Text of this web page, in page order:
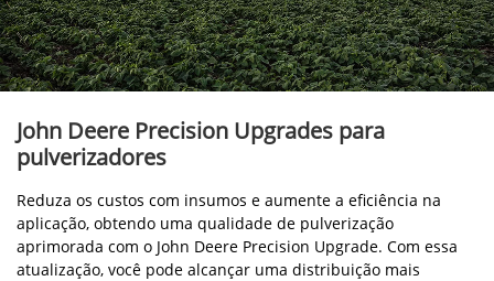
John Deere Precision Upgrades para
pulverizadores
Reduza os custos com insumos e aumente a eficiência na
aplicação, obtendo uma qualidade de pulverização
aprimorada com o John Deere Precision Upgrade. Com essa
atualização, você pode alcançar uma distribuição mais